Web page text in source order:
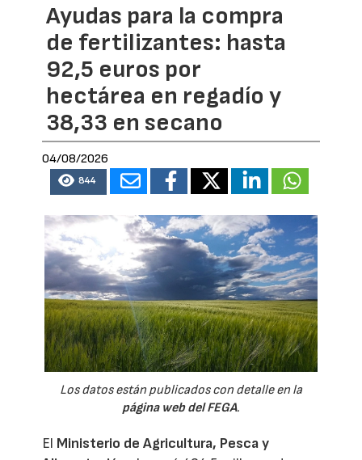
Ayudas para la compra
de fertilizantes: hasta
92,5 euros por
hectárea en regadío y
38,33 en secano
04/08/2026
844
Los datos están publicados con detalle en la
página web del FEGA.
El Ministerio de Agricultura, Pesca y